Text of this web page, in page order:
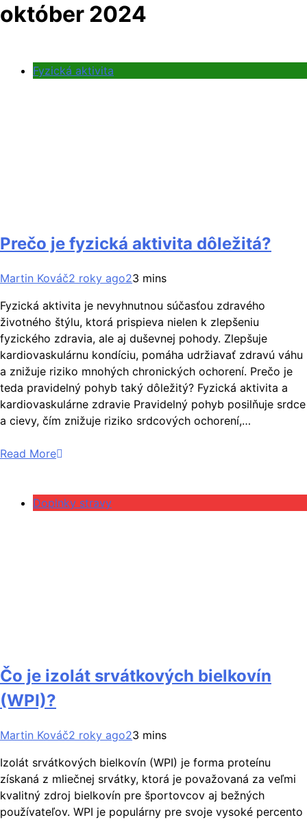
október 2024
Fyzická aktivita
Prečo je fyzická aktivita dôležitá?
Martin Kováč2 roky ago23 mins
Fyzická aktivita je nevyhnutnou súčasťou zdravého
životného štýlu, ktorá prispieva nielen k zlepšeniu
fyzického zdravia, ale aj duševnej pohody. Zlepšuje
kardiovaskulárnu kondíciu, pomáha udržiavať zdravú váhu
a znižuje riziko mnohých chronických ochorení. Prečo je
teda pravidelný pohyb taký dôležitý? Fyzická aktivita a
kardiovaskulárne zdravie Pravidelný pohyb posilňuje srdce
a cievy, čím znižuje riziko srdcových ochorení,…
Read More
Doplnky stravy
Čo je izolát srvátkových bielkovín
(WPI)?
Martin Kováč2 roky ago23 mins
Izolát srvátkových bielkovín (WPI) je forma proteínu
získaná z mliečnej srvátky, ktorá je považovaná za veľmi
kvalitný zdroj bielkovín pre športovcov aj bežných
používateľov. WPI je populárny pre svoje vysoké percento